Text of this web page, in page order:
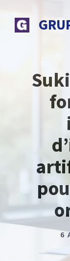
contenu
6